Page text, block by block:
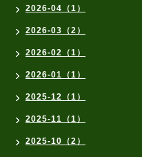
2026-04（1）
2026-03（2）
2026-02（1）
2026-01（1）
2025-12（1）
2025-11（1）
2025-10（2）